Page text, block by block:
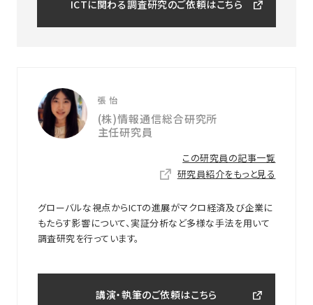
ICTに関わる調査研究のご依頼はこちら
張 怡
(株)情報通信総合研究所
主任研究員
この研究員の記事一覧
研究員紹介をもっと見る
グローバルな視点からICTの進展がマクロ経済及び企業に
もたらす影響について、実証分析など多様な手法を用いて
調査研究を行っています。
講演・執筆のご依頼はこちら